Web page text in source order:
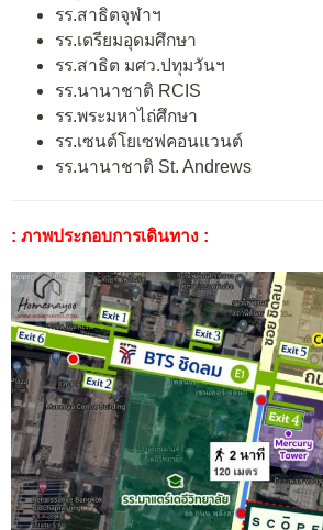
รร.สาธิตจุฬาฯ
รร.เตรียมอุดมศึกษา
รร.สาธิต มศว.ปทุมวันฯ
รร.นานาชาติ RCIS
รร.พระมหาไถ่ศึกษา
รร.เซนต์โยเซฟคอนแวนต์
รร.นานาชาติ St. Andrews
: ภาพประกอบการเดินทาง :